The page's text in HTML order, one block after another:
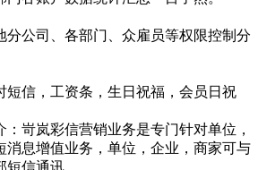
分公司、各部门、众雇员等权限控制分
短信，工资条，生日祝福，会员日祝
岢岚彩信营销业务是专门针对单位，
消息增值业务，单位，企业，商家可与
信通讯，